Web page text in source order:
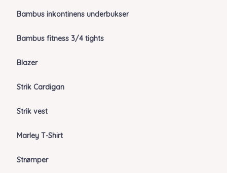
Bambus inkontinens underbukser
Bambus fitness 3/4 tights
Blazer
Strik Cardigan
Strik vest
Marley T-Shirt
Strømper